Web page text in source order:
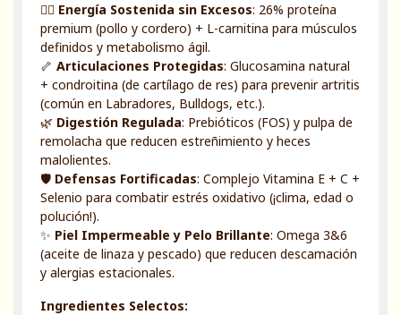
🏃‍♂️ Energía Sostenida sin Excesos: 26% proteína
premium (pollo y cordero) + L-carnitina para músculos
definidos y metabolismo ágil.
🦴 Articulaciones Protegidas: Glucosamina natural
+ condroitina (de cartílago de res) para prevenir artritis
(común en Labradores, Bulldogs, etc.).
🌿 Digestión Regulada: Prebióticos (FOS) y pulpa de
remolacha que reducen estreñimiento y heces
malolientes.
🛡️ Defensas Fortificadas: Complejo Vitamina E + C +
Selenio para combatir estrés oxidativo (¡clima, edad o
polución!).
✨ Piel Impermeable y Pelo Brillante: Omega 3&6
(aceite de linaza y pescado) que reducen descamación
y alergias estacionales.
Ingredientes Selectos: